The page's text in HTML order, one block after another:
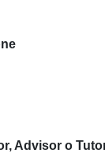
Advisor o